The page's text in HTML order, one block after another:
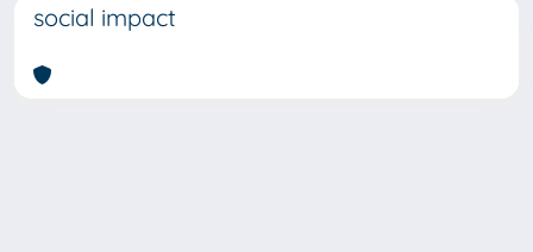
social impact